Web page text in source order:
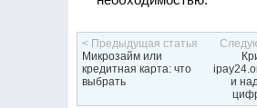
< Предыдущая статья
Микрозайм или
кредитная карта: что
выбрать
и